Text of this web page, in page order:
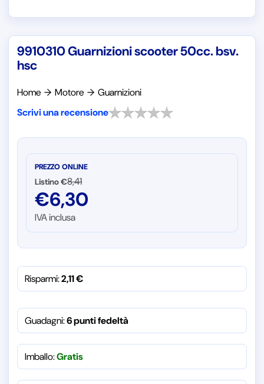
9910310 Guarnizioni scooter 50cc. bsv.
hsc
Home → Motore → Guarnizioni
Scrivi una recensione
PREZZO ONLINE
Listino €8,41
€6,30
IVA inclusa
Risparmi:2,11€
Guadagni:6 punti fedeltà
Imballo:Gratis